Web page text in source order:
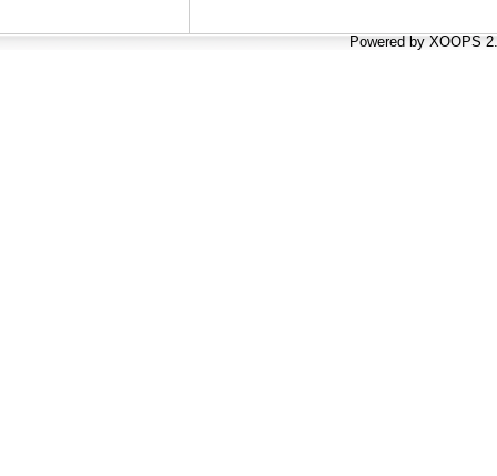
Powered by XOOPS